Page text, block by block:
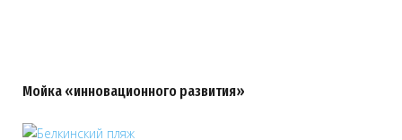
Мойка «инновационного развития»